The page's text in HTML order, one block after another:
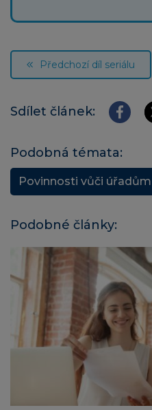
Předchozí díl seriálu
Sdílet článek:
Podobná témata:
Povinnosti vůči úřadům
Podobné články: